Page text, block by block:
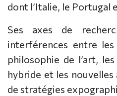
dont l’Italie, le Portugal
Ses axes de
interférences entre
philosophie de l’art,
hybride et les
de stratégies